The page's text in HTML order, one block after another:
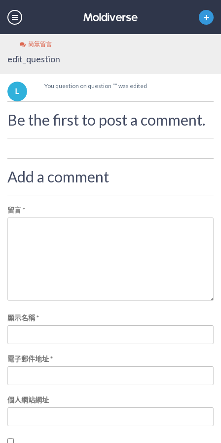
尚無留言
edit_question
You question on question “” was edited
Be the first to post a comment.
Add a comment
留言*
顯示名稱*
電子郵件地址*
個人網站網址